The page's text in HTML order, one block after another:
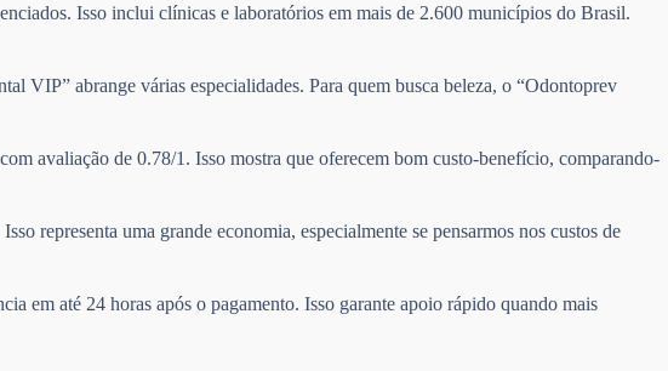
Isso inclui clínicas e laboratórios em mais de 2.600 municípios do Brasil.
VIP” abrange várias especialidades. Para quem busca beleza, o “Odontoprev
avaliação de 0.78/1. Isso mostra que oferecem bom custo-benefício, comparando-
representa uma grande economia, especialmente se pensarmos nos custos de
em até 24 horas após o pagamento. Isso garante apoio rápido quando mais